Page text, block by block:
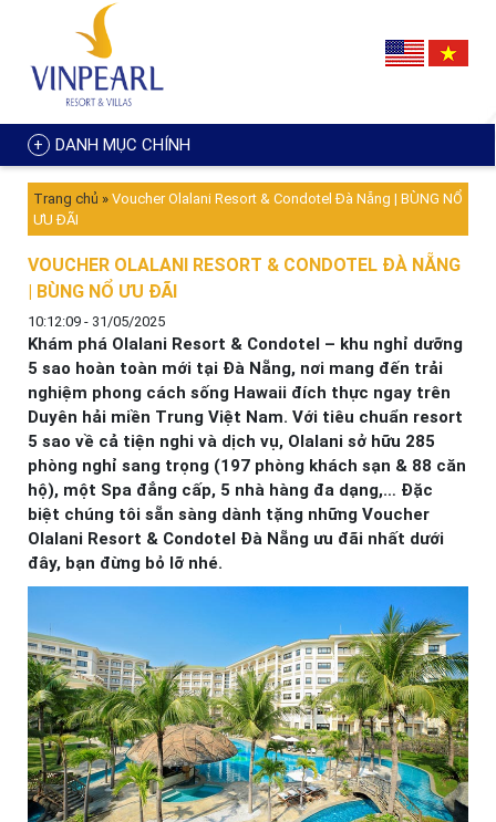
DANH MỤC CHÍNH
Trang chủ » Voucher Olalani Resort & Condotel Đà Nẵng | BÙNG NỔ
ƯU ĐÃI
VOUCHER OLALANI RESORT & CONDOTEL ĐÀ NẴNG
| BÙNG NỔ ƯU ĐÃI
10:12:09 - 31/05/2025
Khám phá Olalani Resort & Condotel – khu nghỉ dưỡng
5 sao hoàn toàn mới tại Đà Nẵng, nơi mang đến trải
nghiệm phong cách sống Hawaii đích thực ngay trên
Duyên hải miền Trung Việt Nam. Với tiêu chuẩn resort
5 sao về cả tiện nghi và dịch vụ, Olalani sở hữu 285
phòng nghỉ sang trọng (197 phòng khách sạn & 88 căn
hộ), một Spa đẳng cấp, 5 nhà hàng đa dạng,… Đặc
biệt chúng tôi sẵn sàng dành tặng những Voucher
Olalani Resort & Condotel Đà Nẵng ưu đãi nhất dưới
đây, bạn đừng bỏ lỡ nhé.